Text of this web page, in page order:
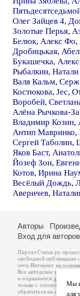
Олег Зайцев 4,
Золотые Перья,
Белюк, Алекс Фо,
Дробицькая,
Букашечка,
Рыбалкин,
Валя Кальм,
Костюкова, Jec,
Воробей,
Алёна Рычкова-
Владимир Козин,
Антип Мавринко,
Сергей Таболин,
Яков Баст,
Йозеф Зон,
Котов, Ирина
Весёлый Дождь,
Аверичев,
Мы
для
Авторы
Вход для авторов
Портал Стихи.ру
свободной публикации
сети Интернет на
Все авторские права на
и охраняются законом
.
только с согласия его
обратиться на его